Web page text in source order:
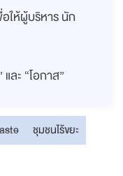
ให้ผู้บริหาร นัก
ละ “โอกาส”
ชุมชนไร้ขยะ